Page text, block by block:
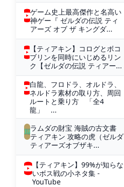
ゲーム史上最高傑作と名高い
神ゲー『 ゼルダの伝説 ティ
アーズ オブ ザ キングダ...
【ティアキン】コログとボコ
ブリンを同時にいじめるリン
ク【ゼルダの伝説 ティアー...
白龍、フロドラ、オルドラ、
ネルドラ素材の取り方、周回
ルートと乗り方 「全4
龍」 ...
ラムダの財宝 海賊の古文書
ティアキン 攻略の虎（ゼルダ
ティアーズオブザキ...
【ティアキン】99%が知らな
いボス戦の小ネタ集 -
YouTube